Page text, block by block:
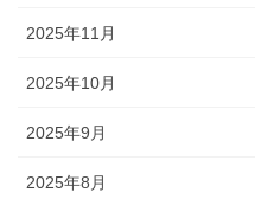
2025年11月
2025年10月
2025年9月
2025年8月